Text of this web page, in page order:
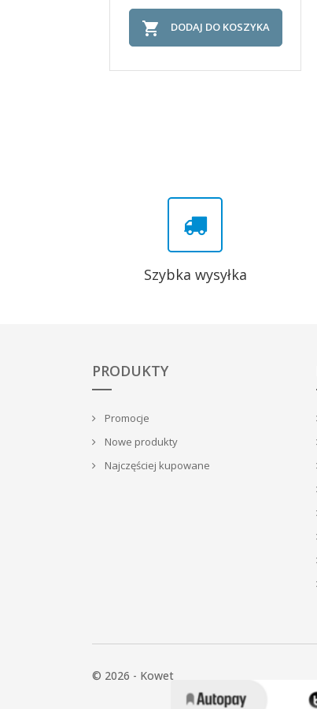
 DODAJ DO KOSZYKA
Szybka wysyłka
PRODUKTY
Promocje
Nowe produkty
Najczęściej kupowane
© 2026 - Kowet